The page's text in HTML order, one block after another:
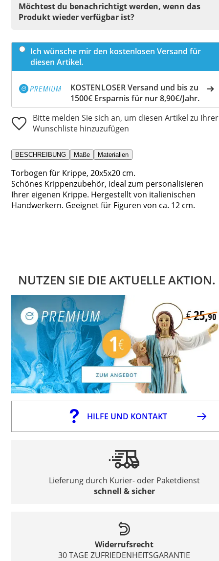
Möchtest du benachrichtigt werden, wenn das
Produkt wieder verfügbar ist?
Ich wünsche mir den kostenlosen Versand für
diesen Artikel.
KOSTENLOSER Versand und bis zu
1500€ Ersparnis für nur 8,90€/Jahr.
Bitte melden Sie sich an, um diesen Artikel zu Ihrer
Wunschliste hinzuzufügen
BESCHREIBUNG Maße Materialien
Torbogen für Krippe, 20x5x20 cm.
Schönes Krippenzubehör, ideal zum personalisieren
Ihrer eigenen Krippe. Hergestellt von italienischen
Handwerkern. Geeignet für Figuren von ca. 12 cm.
NUTZEN SIE DIE AKTUELLE AKTION.
HILFE UND KONTAKT
Lieferung durch Kurier- oder Paketdienst
schnell & sicher
Widerrufsrecht
30 TAGE ZUFRIEDENHEITSGARANTIE